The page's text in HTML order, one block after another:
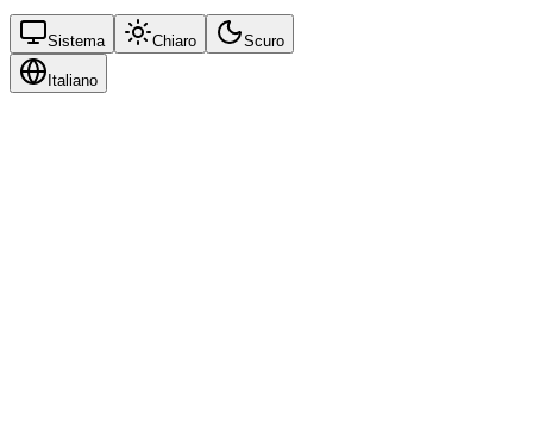
Sistema Chiaro Scuro
Italiano